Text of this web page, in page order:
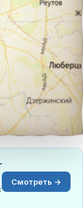
Смотреть →